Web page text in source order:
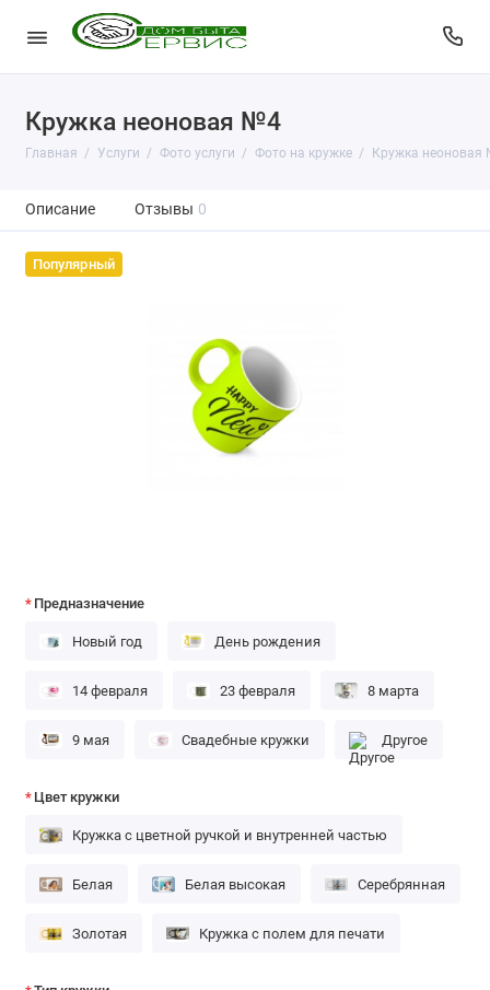
Кружка неоновая №4
Главная Услуги Фото услуги Фото на кружке Кружка неоновая
Описание Отзывы 0
Популярный
Предназначение
Новый год День рождения
14 февраля 23 февраля 8 марта
9 мая Свадебные кружки Другое
Цвет кружки
Кружка с цветной ручкой и внутренней частью
Белая Белая высокая Серебрянная
Золотая Кружка с полем для печати